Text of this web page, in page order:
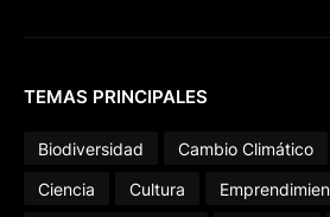
TEMAS PRINCIPALES
Biodiversidad Cambio Climático
Ciencia
Cultura